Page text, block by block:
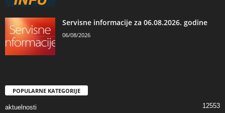
Servisne informacije za 06.08.2026. godine
06/08/2026
POPULARNE KATEGORIJE
aktuelnosti 12553